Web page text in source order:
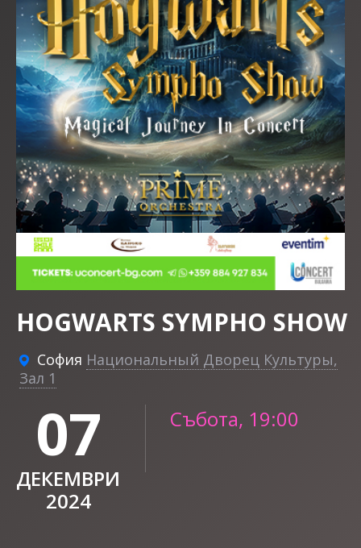
HOGWARTS SYMPHO SHOW
София Национальный Дворец Культуры,
Зал 1
07
ДЕКЕМВРИ
2024
Събота, 19:00